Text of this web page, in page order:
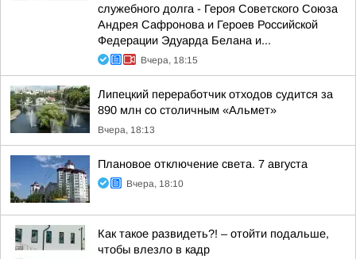
служебного долга - Героя Советского Союза
Андрея Сафронова и Героев Российской
Федерации Эдуарда Белана и...
Вчера, 18:15
Липецкий переработчик отходов судится за
890 млн со столичным «Альмет»
Вчера, 18:13
Плановое отключение света. 7 августа
Вчера, 18:10
Как такое развидеть?! – отойти подальше,
чтобы влезло в кадр